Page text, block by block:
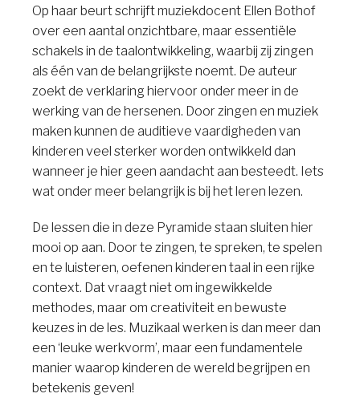
Op haar beurt schrijft muziekdocent Ellen Bothof
over een aantal onzichtbare, maar essentiële
schakels in de taalontwikkeling, waarbij zij zingen
als één van de belangrijkste noemt. De auteur
zoekt de verklaring hiervoor onder meer in de
werking van de hersenen. Door zingen en muziek
maken kunnen de auditieve vaardigheden van
kinderen veel sterker worden ontwikkeld dan
wanneer je hier geen aandacht aan besteedt. Iets
wat onder meer belangrijk is bij het leren lezen.
De lessen die in deze Pyramide staan sluiten hier
mooi op aan. Door te zingen, te spreken, te spelen
en te luisteren, oefenen kinderen taal in een rijke
context. Dat vraagt niet om ingewikkelde
methodes, maar om creativiteit en bewuste
keuzes in de les. Muzikaal werken is dan meer dan
een ‘leuke werkvorm’, maar een fundamentele
manier waarop kinderen de wereld begrijpen en
betekenis geven!